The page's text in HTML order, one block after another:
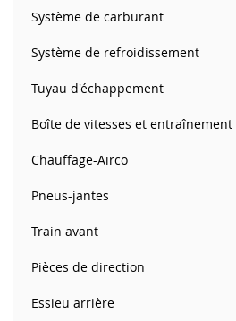
Système de carburant
Système de refroidissement
Tuyau d'échappement
Boîte de vitesses et entraînement
Chauffage-Airco
Pneus-jantes
Train avant
Pièces de direction
Essieu arrière